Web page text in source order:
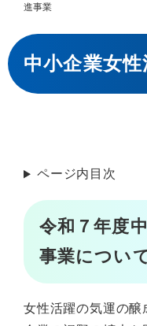
進事業
本
文
中小企業女
ページ内目次
令和７年度
事業につい
女性活躍の気運の